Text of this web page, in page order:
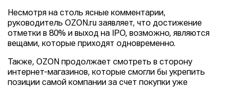
Несмотря на столь ясные комментарии,
руководитель OZON.ru заявляет, что достижение
отметки в 80% и выход на IPO, возможно, являются
вещами, которые приходят одновременно.
Также, OZON продолжает смотреть в сторону
интернет-магазинов, которые смогли бы укрепить
позиции самой компании за счет покупки уже